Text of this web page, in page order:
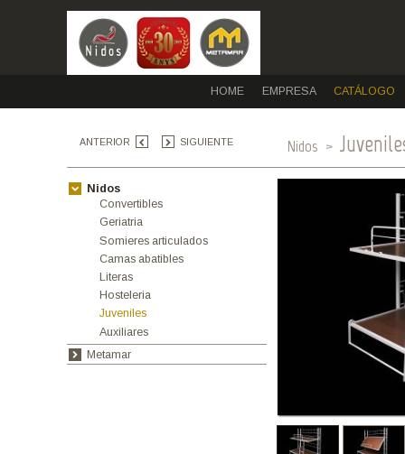
Nidos >
Nidos
Convertibles
Camas abatibles
Literas
Hosteleria
Juveniles